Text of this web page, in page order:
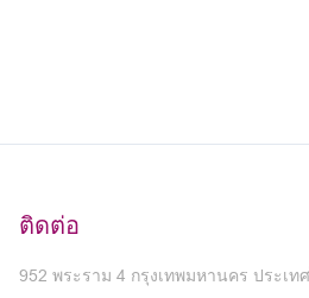
ติดต่อ
952 พระราม 4 กรุงเทพมหานคร ประเท